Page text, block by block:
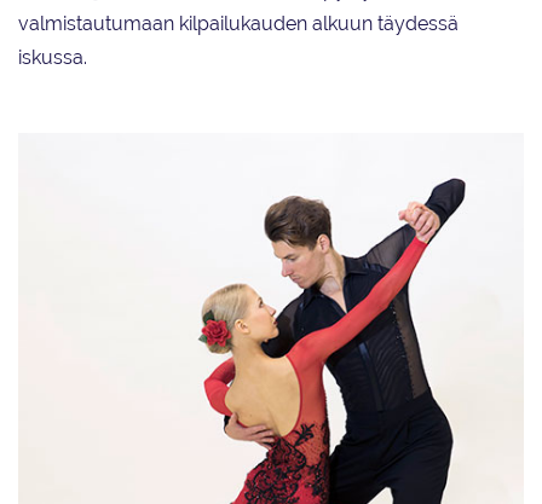
valmistautumaan kilpailukauden alkuun täydessä
iskussa.